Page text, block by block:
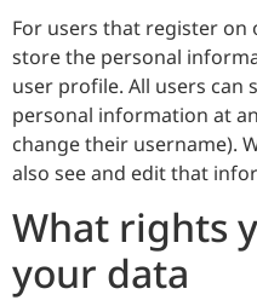
For users that register on
store the personal
user profile. All users can
personal information at
change their username).
also see and edit that
What rights
your data